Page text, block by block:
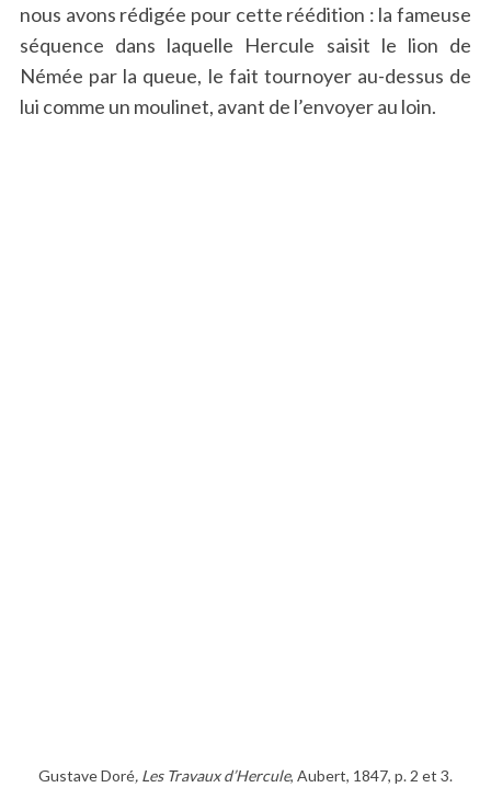
nous avons rédigée pour cette réédition : la fameuse
séquence dans laquelle Hercule saisit le lion de
Némée par la queue, le fait tournoyer au-dessus de
lui comme un moulinet, avant de l’envoyer au loin.
Gustave Doré, Les Travaux d’Hercule, Aubert, 1847, p. 2 et 3.